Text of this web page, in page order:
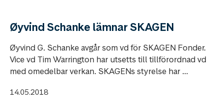
Øyvind Schanke lämnar SKAGEN
Øyvind G. Schanke avgår som vd för SKAGEN Fonder.
Vice vd Tim Warrington har utsetts till tillförordnad vd
med omedelbar verkan. SKAGENs styrelse har ...
14.05.2018